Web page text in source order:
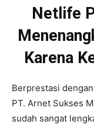
Netlife
Karena
Berprestasi
PT. Arnet Sukses
sudah sangat